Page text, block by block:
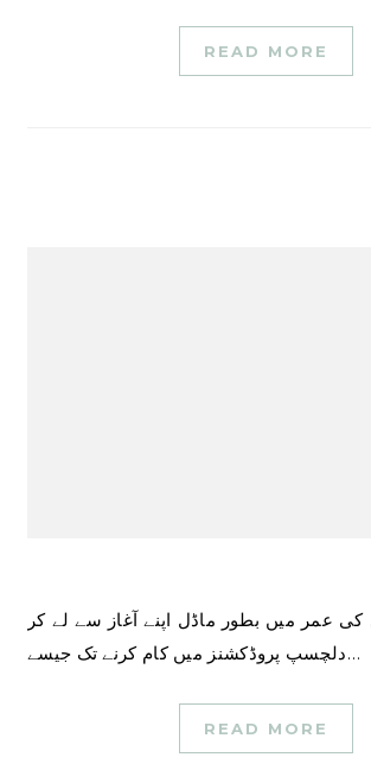
READ MORE
دلچسپ پروڈکشنز میں کام کرنے تک جیسے…
READ MORE